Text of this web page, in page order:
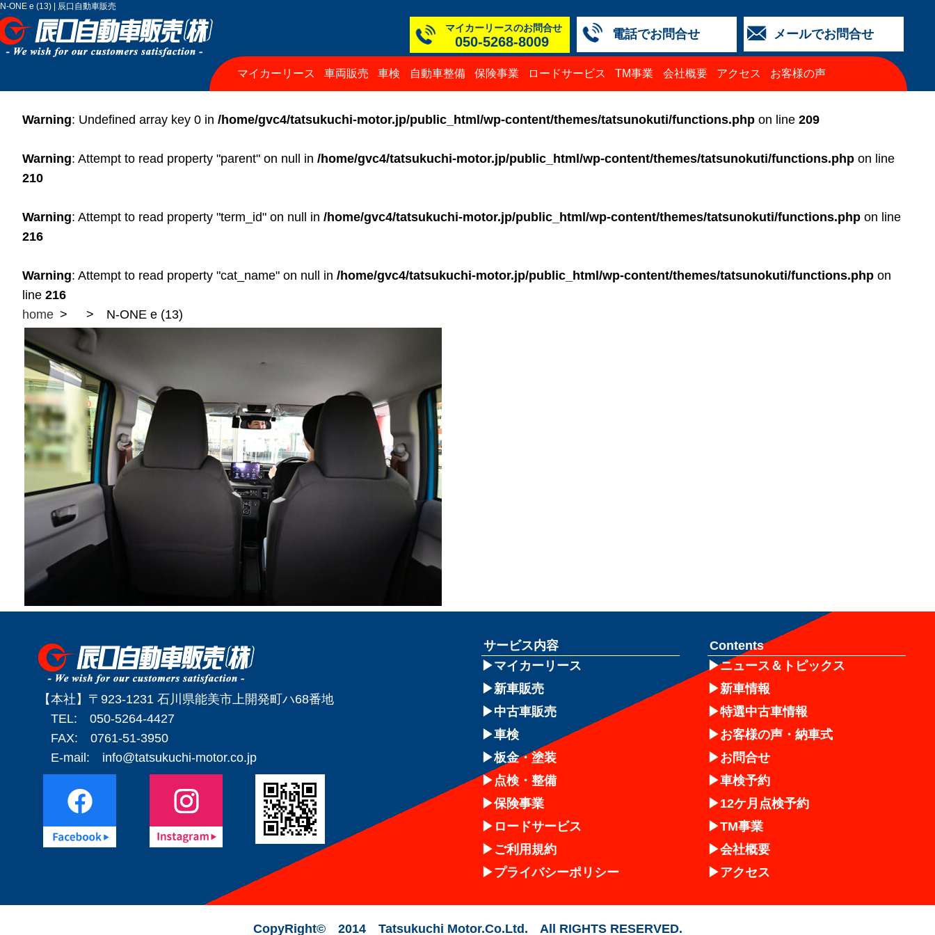
N-ONE e (13) | 辰口自動車販売
メールでお問合せ
電話でお問合せ
050-5264-4427
050-5268-8009
076-233-2318
076-255-0024
0776-33-2424
050-5264-4430
マイカーリースのお問合せ
050-5268-8009
マイカーリース 車両販売 車検 自動車整備 保険事業 ロードサービス TM事業 会社概要 アクセス お客様の声
Warning: Undefined array key 0 in /home/gvc4/tatsukuchi-motor.jp/public_html/wp-content/themes/tatsunokuti/functions.php on line 209
Warning: Attempt to read property "parent" on null in /home/gvc4/tatsukuchi-motor.jp/public_html/wp-content/themes/tatsunokuti/functions.php on line
210
Warning: Attempt to read property "term_id" on null in /home/gvc4/tatsukuchi-motor.jp/public_html/wp-content/themes/tatsunokuti/functions.php on line
216
Warning: Attempt to read property "cat_name" on null in /home/gvc4/tatsukuchi-motor.jp/public_html/wp-content/themes/tatsunokuti/functions.php on
line 216
home
N-ONE e (13)
【本社】〒923-1231 石川県能美市上開発町ハ68番地
TEL: 050-5264-4427
FAX: 0761-51-3950
E-mail: info@tatsukuchi-motor.co.jp
サービス内容
マイカーリース
新車販売
中古車販売
車検
板金・塗装
点検・整備
保険事業
ロードサービス
ご利用規約
プライバシーポリシー
Contents
ニュース＆トピックス
新車情報
特選中古車情報
お客様の声・納車式
お問合せ
車検予約
12ケ月点検予約
TM事業
会社概要
アクセス
CopyRight© 2014 Tatsukuchi Motor.Co.Ltd. All RIGHTS RESERVED.